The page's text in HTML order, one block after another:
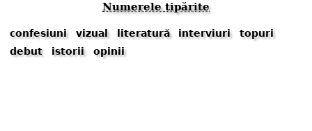
Numerele tipărite
confesiuni vizual literatură interviuri
topuri
debut
istorii opinii